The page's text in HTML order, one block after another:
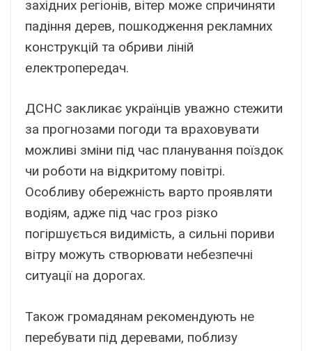
західних регіонів, вітер може спричиняти
падіння дерев, пошкодження рекламних
конструкцій та обриви ліній
електропередач.
ДСНС закликає українців уважно стежити
за прогнозами погоди та враховувати
можливі зміни під час планування поїздок
чи роботи на відкритому повітрі.
Особливу обережність варто проявляти
водіям, адже під час гроз різко
погіршується видимість, а сильні пориви
вітру можуть створювати небезпечні
ситуації на дорогах.
Також громадянам рекомендують не
перебувати під деревами, поблизу